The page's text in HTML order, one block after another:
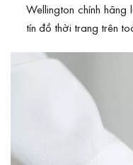
Wellington chính
tín đồ thời trang trên